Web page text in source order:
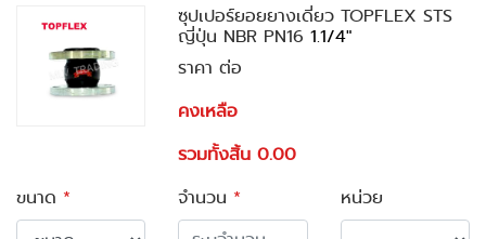
ซุปเปอร์ยอยยางเดี่ยว TOPFLEX STS
ญี่ปุ่น NBR PN161.1/4"
ราคา ต่อ
คงเหลือ
รวมทั้งสิ้น 0.00
ขนาด * จำนวน * หน่วย